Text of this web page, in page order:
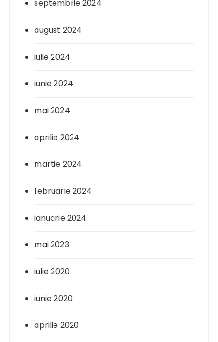
septembrie 2024
august 2024
iulie 2024
iunie 2024
mai 2024
aprilie 2024
martie 2024
februarie 2024
ianuarie 2024
mai 2023
iulie 2020
iunie 2020
aprilie 2020